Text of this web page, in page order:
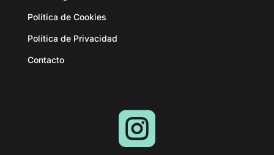
Política de Cookies
Política de Privacidad
Contacto
